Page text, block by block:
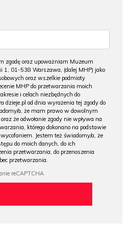
zgodę oraz upoważniam Muzeum
1, 01-538 Warszawa, (dalej MHP) jako
oraz wszelkie podmioty
MHP do przetwarzania moich
i celach niezbędnych do
dzieje.pl od dnia wyrażenia tej zgody do
a, że mam prawo w dowolnym
że odwołanie zgody nie wpływa na
którego dokonano na podstawie
Jestem też świadomy/a, że
do moich danych, do ich
przetwarzania, do przenoszenia
przetwarzania.